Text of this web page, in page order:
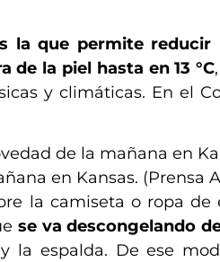
la que permite
de la piel hasta en 13 °C
y climáticas. En el
en Kansas. (Prensa
la camiseta o ropa
se va descongelando
la espalda. De ese